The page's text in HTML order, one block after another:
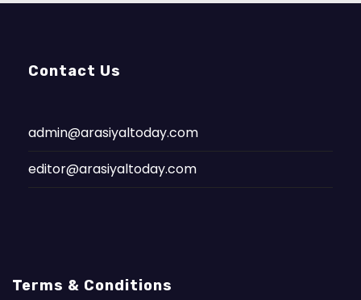
Contact Us
admin@arasiyaltoday.com
editor@arasiyaltoday.com
Terms & Conditions